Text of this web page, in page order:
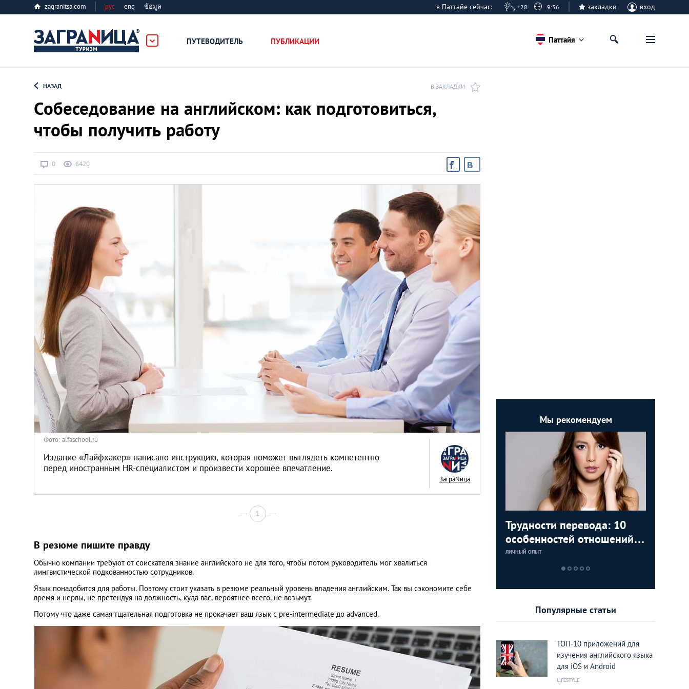
zagranitsa.com рус eng ข้อมูล в Паттайе сейчас: +28 9:36 закладки вход
ПУТЕВОДИТЕЛЬ ПУБЛИКАЦИИ
Алматы
Афины
Киев
Лондон
Лос-Анджелес
Москва
Париж
Паттайя
Пхукет
Санкт-Петербург
Паттайя
НАЗАД В ЗАКЛАДКИ
Собеседование на английском: как подготовиться,
чтобы получить работу
0 6420
Фото: alfaschool.ru
Издание «Лайфхакер» написало инструкцию, которая поможет выглядеть компетентно
перед иностранным HR-специалистом и произвести хорошее впечатление.
ЗаграNица
1
В резюме пишите правду
Обычно компании требуют от соискателя знание английского не для того, чтобы потом руководитель мог хвалиться
лингвистической подкованностью сотрудников.
Язык понадобится для работы. Поэтому стоит указать в резюме реальный уровень владения английским. Так вы сэкономите себе
время и нервы, не претендуя на должность, куда вас, вероятнее всего, не возьмут.
Потому что даже самая тщательная подготовка не прокачает ваш язык с pre-intermediate до advanced.
Мы рекомендуем
Трудности перевода: 10
особенностей отношений с
тайками
ЛИЧНЫЙ ОПЫТ
Популярные статьи
ТОП-10 приложений для
изучения английского языка
для iOS и Android
LIFESTYLE